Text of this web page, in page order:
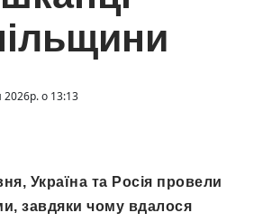
2026р. о 13:13
Україна та Росія провели
завдяки чому вдалося